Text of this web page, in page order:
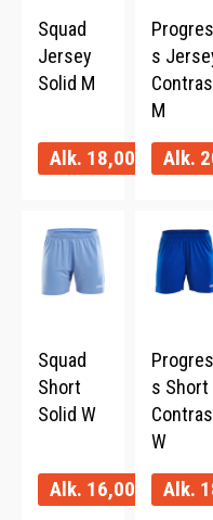
Squad
Jersey
Solid M
Alk. 18,00
Progres
s
M
Alk.
Squad
Short
Solid W
Alk. 16,00
Progres
s Short
W
Alk.